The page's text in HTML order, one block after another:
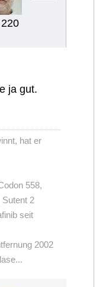
ja gut.
hat er
558,
2
seit
2002